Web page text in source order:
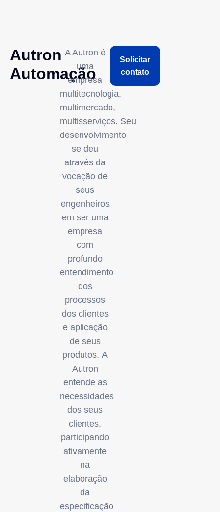
Autron
Automação
A Autron é
uma
empresa
multitecnologia,
multimercado,
multisserviços. Seu
desenvolvimento
se deu
através da
vocação de
seus
engenheiros
em ser uma
empresa
com
profundo
entendimento
dos
processos
dos clientes
e aplicação
de seus
produtos. A
Autron
entende as
necessidades
dos seus
clientes,
participando
ativamente
na
elaboração
da
especificação
Solicitar
contato